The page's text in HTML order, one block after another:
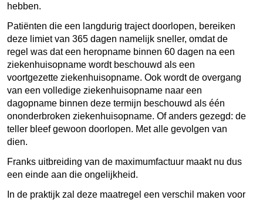
hebben.
Patiënten die een langdurig traject doorlopen, bereiken
deze limiet van 365 dagen namelijk sneller, omdat de
regel was dat een heropname binnen 60 dagen na een
ziekenhuisopname wordt beschouwd als een
voortgezette ziekenhuisopname. Ook wordt de overgang
van een volledige ziekenhuisopname naar een
dagopname binnen deze termijn beschouwd als één
ononderbroken ziekenhuisopname. Of anders gezegd: de
teller bleef gewoon doorlopen. Met alle gevolgen van
dien.
Franks uitbreiding van de maximumfactuur maakt nu dus
een einde aan die ongelijkheid.
In de praktijk zal deze maatregel een verschil maken voor